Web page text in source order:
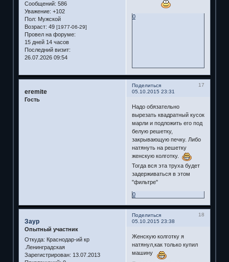
Сообщений: 586
Уважение: +102
Пол: Мужской
Возраст: 49 [1977-06-29]
Провел на форуме:
15 дней 14 часов
Последний визит:
26.07.2026 09:54
0
Поделиться
17
05.10.2015 23:31
eremite
Гость
Надо обязательно
вырезать квадратный кусок
марли и подложить его под
белую решетку,
закрывающую печку. Либо
натянуть на решетку
женскую колготку.
Тогда вся эта труха будет
задерживаться в этом
"фильтре"
0
Поделиться
18
05.10.2015 23:38
Заур
Опытный участник
Откуда: Краснодар-ий кр
.Ленинградская
Зарегистрирован: 13.07.2013
Женскую колготку я
натянул,как только купил
машину